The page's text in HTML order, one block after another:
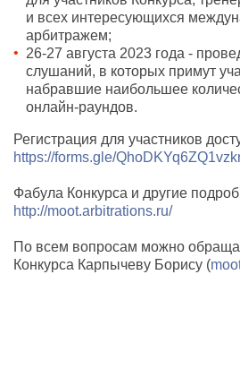
и всех интересующихся
арбитражем;
26-27 августа 2023 года -
слушаний, в которых примут
набравшие наибольшее
онлайн-раундов.
Регистрация для участников
https://forms.gle/
Фабула Конкурса и другие
http://moot.arbitrations.ru/
По всем вопросам можно
Конкурса Карпычеву Борису (